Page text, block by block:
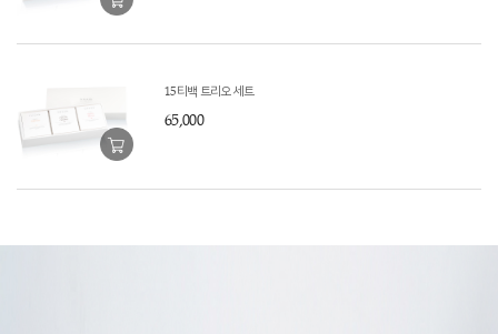
15티백 트리오 세트
65,000